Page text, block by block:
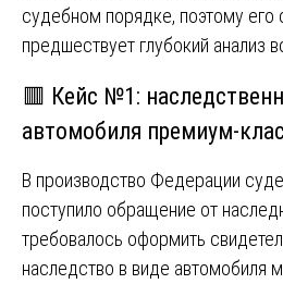
судебном порядке, поэтому его
предшествует глубокий анализ
🟥 Кейс №1:
автомобиля премиум-
В производство Федерации
поступило обращение от
требовалось оформить
наследство в виде автомобиля